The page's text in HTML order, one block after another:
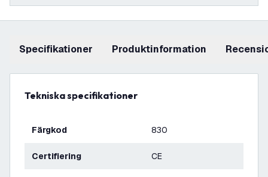
Specifikationer produktinformation
Tekniska specifikationer
Färgkod 830
Certifiering CE